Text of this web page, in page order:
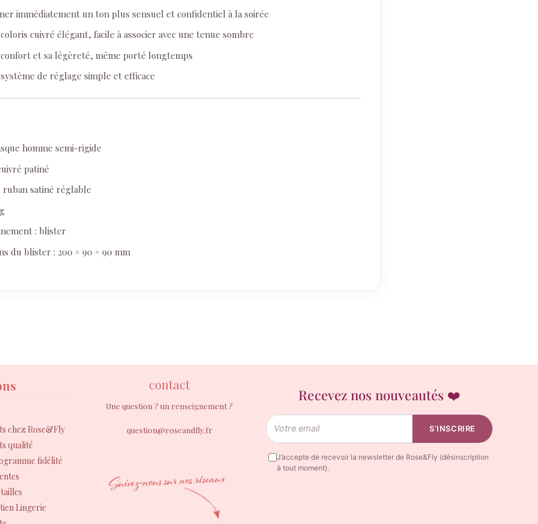
immédiatement un ton plus sensuel et confidentiel à la soirée
cuivré élégant, facile à associer avec une tenue sombre
et sa légèreté, même porté longtemps
de réglage simple et efficace
homme semi-rigide
patiné
ruban satiné réglable
: blister
du blister : 200 × 90 × 90 mm
chez Rose&Fly
qualité
fidélité
Lingerie
contact
Une question ? un renseignement ?
question@roseandfly.fr
Recevez nos nouveautés ❤️
Email
S’INSCRIRE
J’accepte de recevoir la newsletter de Rose&Fly (désinscription
à tout moment).